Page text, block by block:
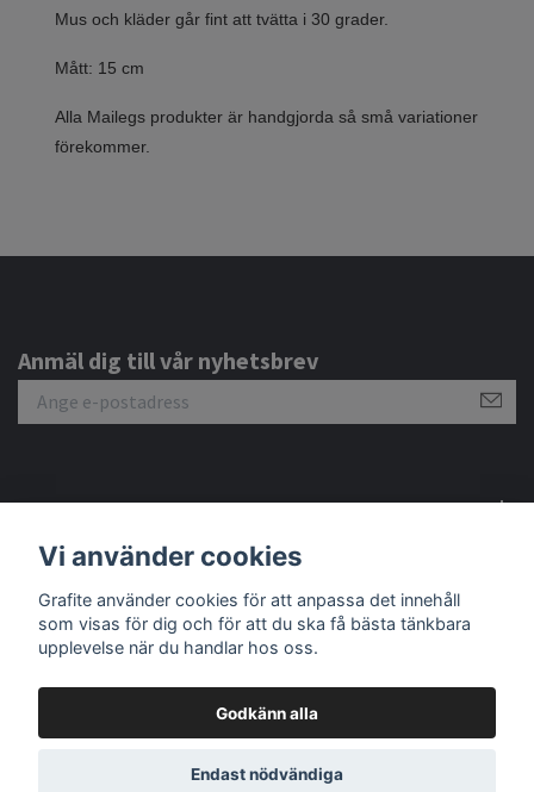
Mus och kläder går fint att tvätta i 30 grader.
Mått: 15 cm
Alla Mailegs produkter är handgjorda så små variationer
förekommer.
Anmäl dig till vår nyhetsbrev
© 2026 Grafite
Vi använder cookies
Grafite använder cookies för att anpassa det innehåll
som visas för dig och för att du ska få bästa tänkbara
upplevelse när du handlar hos oss.
Godkänn alla
Endast nödvändiga